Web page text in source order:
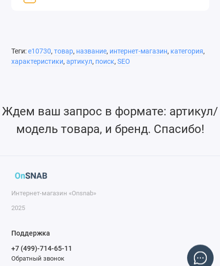
Теги:e10730, товар, название, интернет-магазин, категория,
характеристики, артикул, поиск, SEO
Ждем ваш запрос в формате: артикул/
модель товара, и бренд. Спасибо!
Интернет-магазин «Onsnab»
2025
Поддержка
+7 (499)-714-65-11
Обратный звонок